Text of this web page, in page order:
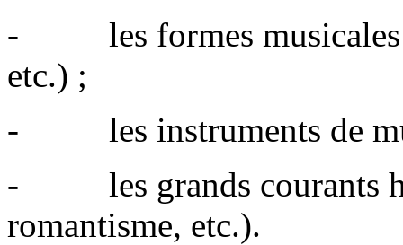
- les formes musicales
etc.) ;
- les instruments de
- les grands courants
romantisme, etc.).